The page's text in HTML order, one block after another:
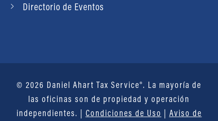
Directorio de Eventos
© 2026 Daniel Ahart Tax Service®. La mayoría de
las oficinas son de propiedad y operación
independientes. | Condiciones de Uso | Aviso de